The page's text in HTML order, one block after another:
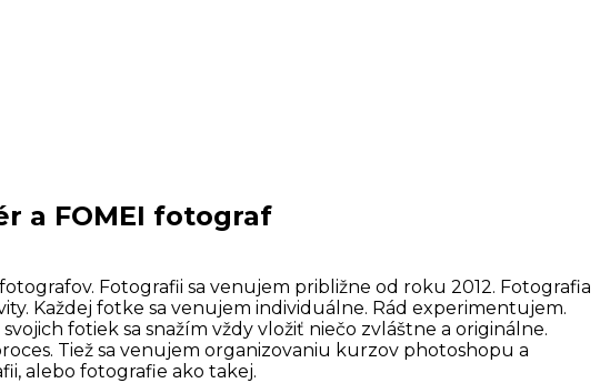
a FOMEI fotograf
Fotografii sa venujem približne od roku 2012. Fotografia
Každej fotke sa venujem individuálne. Rád experimentujem.
fotiek sa snažím vždy vložiť niečo zvláštne a originálne.
Tiež sa venujem organizovaniu kurzov photoshopu a
alebo fotografie ako takej.